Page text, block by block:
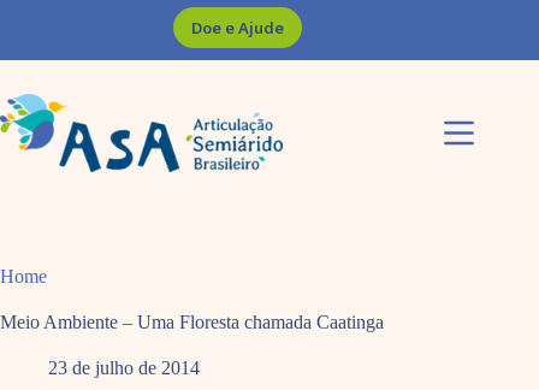
Doe e Ajude
Home
Meio Ambiente – Uma Floresta chamada Caatinga
23 de julho de 2014